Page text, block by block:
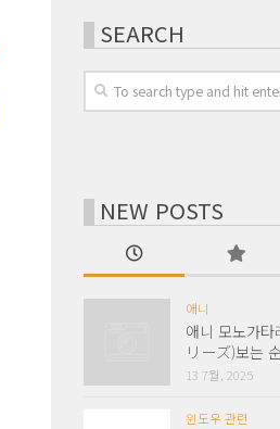
SEARCH
NEW POSTS
애니
애니 모노가
リーズ)보는
13 7월, 2025
윈도우 관련